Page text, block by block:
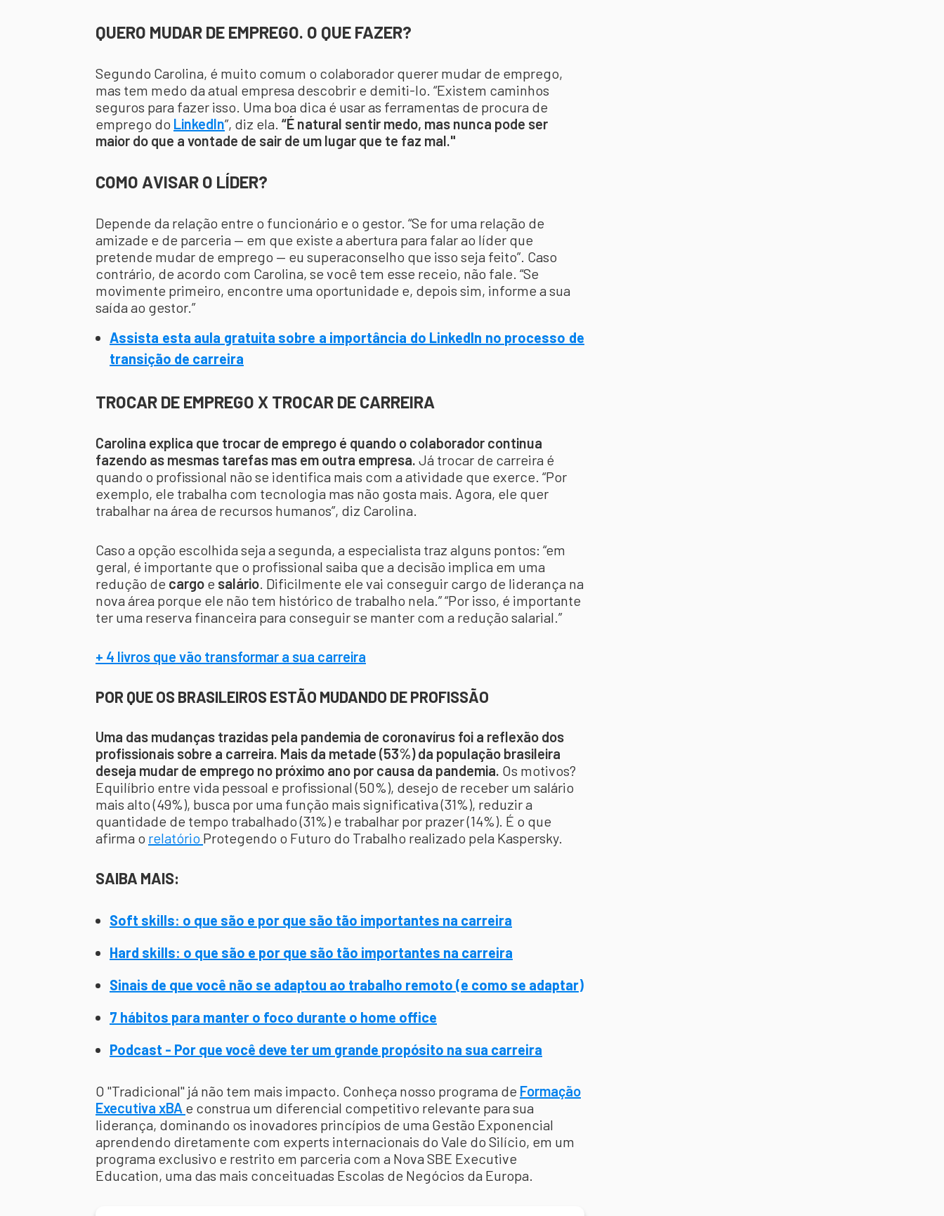
QUERO MUDAR DE EMPREGO. O QUE FAZER?
Segundo Carolina, é muito comum o colaborador querer mudar de emprego,
mas tem medo da atual empresa descobrir e demiti-lo. “Existem caminhos
seguros para fazer isso. Uma boa dica é usar as ferramentas de procura de
emprego do LinkedIn”, diz ela. “É natural sentir medo, mas nunca pode ser
maior do que a vontade de sair de um lugar que te faz mal."
COMO AVISAR O LÍDER?
Depende da relação entre o funcionário e o gestor. “Se for uma relação de
amizade e de parceria — em que existe a abertura para falar ao líder que
pretende mudar de emprego — eu superaconselho que isso seja feito”. Caso
contrário, de acordo com Carolina, se você tem esse receio, não fale. “Se
movimente primeiro, encontre uma oportunidade e, depois sim, informe a sua
saída ao gestor.”
Assista esta aula gratuita sobre a importância do LinkedIn no processo de
transição de carreira
TROCAR DE EMPREGO X TROCAR DE CARREIRA
Carolina explica que trocar de emprego é quando o colaborador continua
fazendo as mesmas tarefas mas em outra empresa. Já trocar de carreira é
quando o profissional não se identifica mais com a atividade que exerce. “Por
exemplo, ele trabalha com tecnologia mas não gosta mais. Agora, ele quer
trabalhar na área de recursos humanos”, diz Carolina.
Caso a opção escolhida seja a segunda, a especialista traz alguns pontos: “em
geral, é importante que o profissional saiba que a decisão implica em uma
redução de cargo e salário. Dificilmente ele vai conseguir cargo de liderança na
nova área porque ele não tem histórico de trabalho nela.” “Por isso, é importante
ter uma reserva financeira para conseguir se manter com a redução salarial.”
+ 4 livros que vão transformar a sua carreira
POR QUE OS BRASILEIROS ESTÃO MUDANDO DE PROFISSÃO
Uma das mudanças trazidas pela pandemia de coronavírus foi a reflexão dos
profissionais sobre a carreira. Mais da metade (53%) da população brasileira
deseja mudar de emprego no próximo ano por causa da pandemia. Os motivos?
Equilíbrio entre vida pessoal e profissional (50%), desejo de receber um salário
mais alto (49%), busca por uma função mais significativa (31%), reduzir a
quantidade de tempo trabalhado (31%) e trabalhar por prazer (14%). É o que
afirma o relatório Protegendo o Futuro do Trabalho realizado pela Kaspersky.
SAIBA MAIS:
Soft skills: o que são e por que são tão importantes na carreira
Hard skills: o que são e por que são tão importantes na carreira
Sinais de que você não se adaptou ao trabalho remoto (e como se adaptar)
7 hábitos para manter o foco durante o home office
Podcast - Por que você deve ter um grande propósito na sua carreira
O "Tradicional" já não tem mais impacto. Conheça nosso programa de Formação
Executiva xBA e construa um diferencial competitivo relevante para sua
liderança, dominando os inovadores princípios de uma Gestão Exponencial
aprendendo diretamente com experts internacionais do Vale do Silício, em um
programa exclusivo e restrito em parceria com a Nova SBE Executive
Education, uma das mais conceituadas Escolas de Negócios da Europa.